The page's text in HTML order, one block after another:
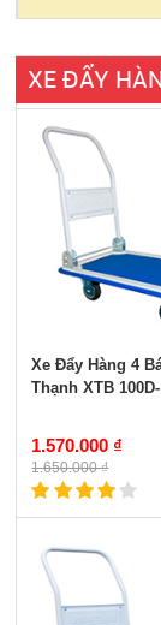
XE ĐẨY
Xe Đẩy Hàng 4
Thạnh XTB
1.570.000 ₫
1.650.000 ₫